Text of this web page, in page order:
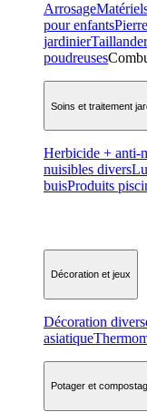
Arrosage
pour enfants
jardinier
poudreuses
Soins et traitement
Herbicide + anti-
nuisibles divers
buisProduits
Décoration et jeux
Décoration
asiatique
Potager et